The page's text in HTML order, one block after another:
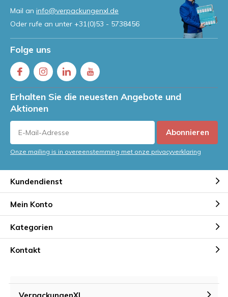
Mail an info@verpackungenxl.de
Oder rufe an unter +31(0)53 - 5738456
Folge uns
Erhalten Sie die neuesten Angebote und
Aktionen
Abonnieren
Onze mailing is in overeenstemming met onze privacyverklaring
Kundendienst
Mein Konto
Kategorien
Kontakt
VerpackungenXL